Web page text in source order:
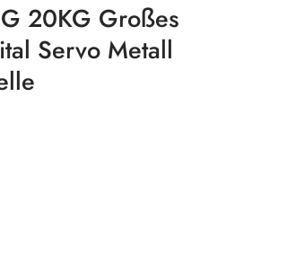
20KG Großes
Servo Metall